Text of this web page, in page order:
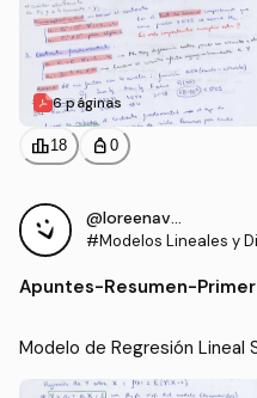
6 páginas
leaderboard18 personal_bag 0
@loreenavillalba
#Modelos Lineales y
Apuntes-Resumen-
Modelo de Regresión Lineal